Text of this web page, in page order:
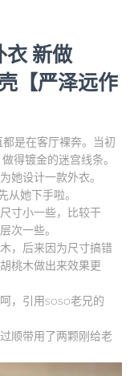
衣 新做
【严泽远作
是在客厅裸奔。当初
得镀金的迷宫线条。
她设计一款外衣。
从她下手啦。
寸小一些，比较干
次一些。
，后来因为尺寸搞错
桃木做出来效果更
，引用soso老兄的
顺带用了两颗刚给老